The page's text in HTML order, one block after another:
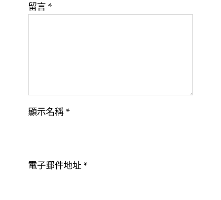
留言 *
顯示名稱 *
電子郵件地址 *